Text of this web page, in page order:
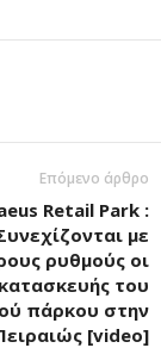
Επόμενο άρθρο
Retail Park :
με
ρυθμούς οι
του
πάρκου στην
[video]